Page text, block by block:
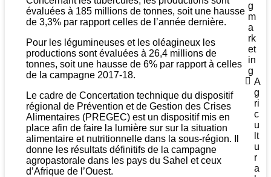
évaluées à 185 millions de tonnes, soit une hausse
de 3,3% par rapport celles de l’année dernière.
Pour les légumineuses et les oléagineux les
productions sont évaluées à 26,4 millions de
tonnes, soit une hausse de 6% par rapport à celles
de la campagne 2017-18.
Le cadre de Concertation technique du dispositif
régional de Prévention et de Gestion des Crises
Alimentaires (PREGEC) est un dispositif mis en
place afin de faire la lumière sur sur la situation
alimentaire et nutritionnelle dans la sous-région. Il
donne les résultats définitifs de la campagne
agropastorale dans les pays du Sahel et ceux
d’Afrique de l’Ouest.
g
m
a
rk
et
in
g
A
g
ri
c
u
lt
u
r
a